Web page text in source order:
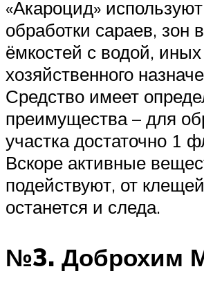
«Акароцид»
обработки сараев, зон
ёмкостей с водой,
хозяйственного
Средство имеет
преимущества – для
участка достаточно 1
Вскоре активные
подействуют, от
останется и следа.
№3. Доброхим